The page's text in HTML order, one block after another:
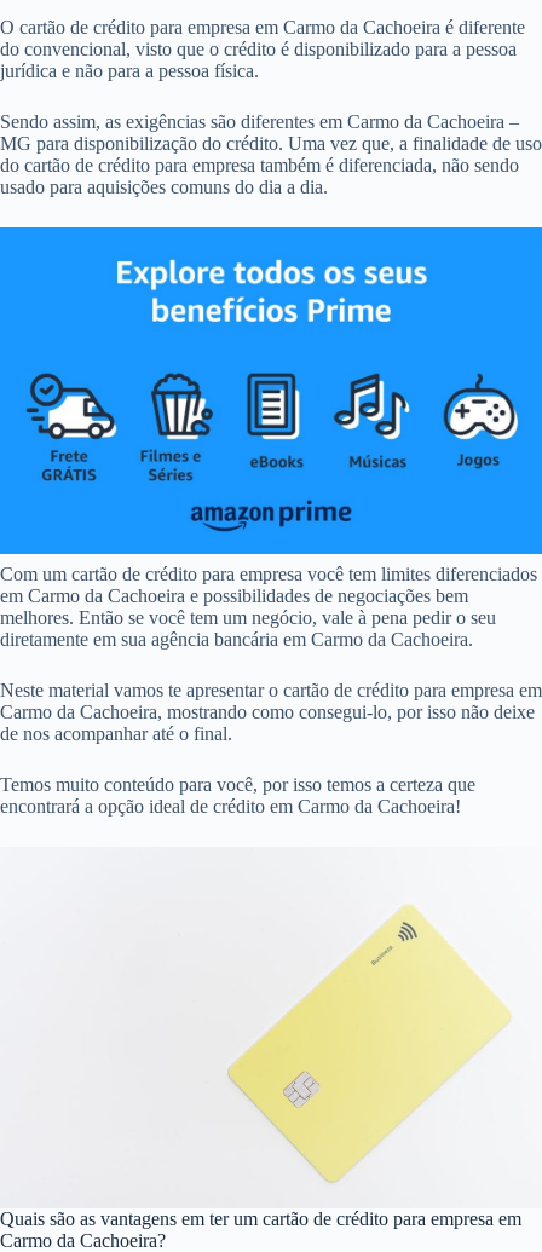
O cartão de crédito para empresa em Carmo da Cachoeira é diferente
do convencional, visto que o crédito é disponibilizado para a pessoa
jurídica e não para a pessoa física.
Sendo assim, as exigências são diferentes em Carmo da Cachoeira –
MG para disponibilização do crédito. Uma vez que, a finalidade de uso
do cartão de crédito para empresa também é diferenciada, não sendo
usado para aquisições comuns do dia a dia.
Com um cartão de crédito para empresa você tem limites diferenciados
em Carmo da Cachoeira e possibilidades de negociações bem
melhores. Então se você tem um negócio, vale à pena pedir o seu
diretamente em sua agência bancária em Carmo da Cachoeira.
Neste material vamos te apresentar o cartão de crédito para empresa em
Carmo da Cachoeira, mostrando como consegui-lo, por isso não deixe
de nos acompanhar até o final.
Temos muito conteúdo para você, por isso temos a certeza que
encontrará a opção ideal de crédito em Carmo da Cachoeira!
Quais são as vantagens em ter um cartão de crédito para empresa em
Carmo da Cachoeira?